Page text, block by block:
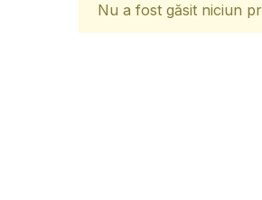
Nu a fost găsit niciun